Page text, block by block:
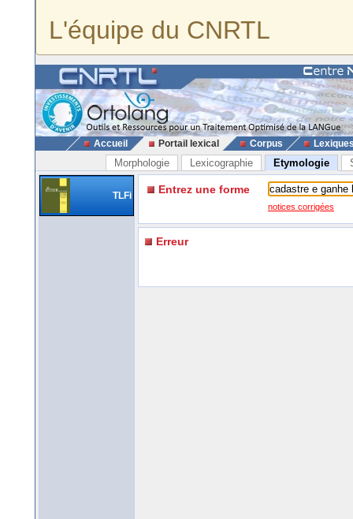
L'équipe du CNRTL
Accueil Portail lexical Corpus
Morphologie Lexicographie Etymologie
TLFi Entrez une forme
notices corrigées
Erreur